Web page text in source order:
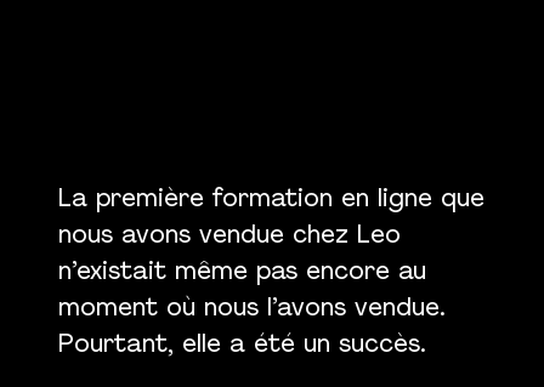
La première formation en ligne que
nous avons vendue chez Leo
n’existait même pas encore au
moment où nous l’avons vendue.
Pourtant, elle a été un succès.